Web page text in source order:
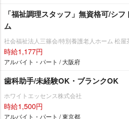
「福祉調理スタッフ」無資格可/シ
ム
社会福祉法人三篠会/特別養護老人ホーム 松屋
時給1,177円
アルバイト・パート / 大阪府
歯科助手/未経験OK・ブランクOK
ホワイトエッセンス株式会社
時給1,500円
アルバイト・パート / 東京都